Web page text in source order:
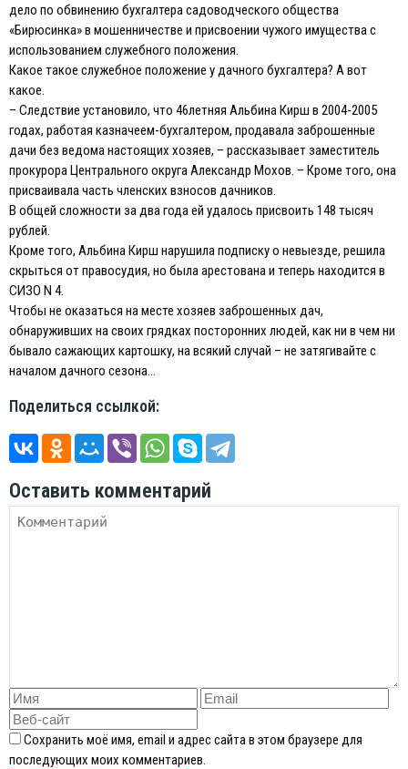
дело по обвинению бухгалтера садоводческого общества
«Бирюсинка» в мошенничестве и присвоении чужого имущества с
использованием служебного положения.
Какое такое служебное положение у дачного бухгалтера? А вот
какое.
– Следствие установило, что 46летняя Альбина Кирш в 2004-2005
годах, работая казначеем-бухгалтером, продавала заброшенные
дачи без ведома настоящих хозяев, – рассказывает заместитель
прокурора Центрального округа Александр Мохов. – Кроме того, она
присваивала часть членских взносов дачников.
В общей сложности за два года ей удалось присвоить 148 тысяч
рублей.
Кроме того, Альбина Кирш нарушила подписку о невыезде, решила
скрыться от правосудия, но была арестована и теперь находится в
СИЗО N 4.
Чтобы не оказаться на месте хозяев заброшенных дач,
обнаруживших на своих грядках посторонних людей, как ни в чем ни
бывало сажающих картошку, на всякий случай – не затягивайте с
началом дачного сезона…
Поделиться ссылкой:
Оставить комментарий
Сохранить моё имя, email и адрес сайта в этом браузере для
последующих моих комментариев.